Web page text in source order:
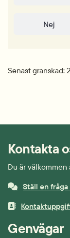
Nej
Senast granskad:
Kontakta
Du är
Ställ en
Genvägar